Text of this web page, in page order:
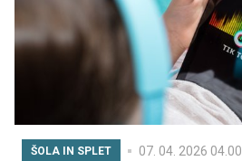
ŠOLA IN SPLET 07. 04. 2026 04.00